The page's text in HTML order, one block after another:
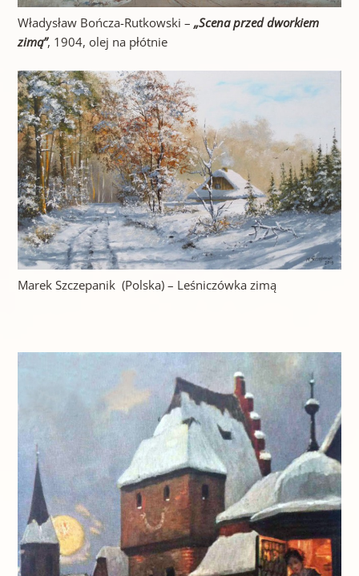
Władysław Bończa-Rutkowski – „Scena przed dworkiem
zimą”, 1904, olej na płótnie
Marek Szczepanik (Polska) – Leśniczówka zimą